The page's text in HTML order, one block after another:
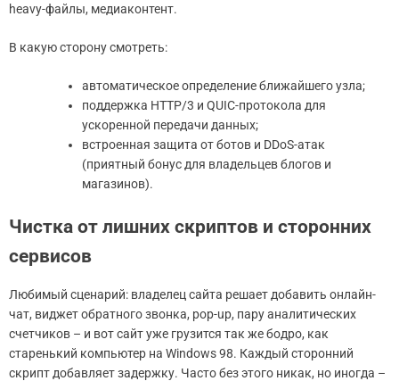
heavy-файлы, медиаконтент.
В какую сторону смотреть:
автоматическое определение ближайшего узла;
поддержка HTTP/3 и QUIC-протокола для
ускоренной передачи данных;
встроенная защита от ботов и DDoS-атак
(приятный бонус для владельцев блогов и
магазинов).
Чистка от лишних скриптов и сторонних
сервисов
Любимый сценарий: владелец сайта решает добавить онлайн-
чат, виджет обратного звонка, pop-up, пару аналитических
счетчиков – и вот сайт уже грузится так же бодро, как
старенький компьютер на Windows 98. Каждый сторонний
скрипт добавляет задержку. Часто без этого никак, но иногда –